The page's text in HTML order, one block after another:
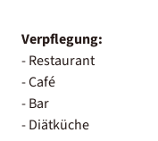
Verpflegung:
- Restaurant
- Café
- Bar
- Diätküche